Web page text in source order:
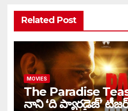
Related Post
MOVIES
The Paradise
నాని ‘ది ప్యారడైజ్’